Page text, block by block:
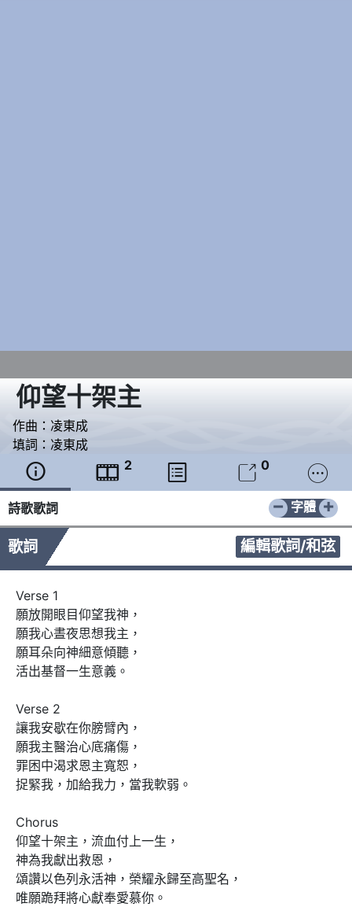
仰望十架主
作曲： 凌東成
填詞： 凌東成
  2   0 
詩歌歌詞 − +
字體
歌詞 編輯歌詞/和弦
Verse 1
願放開眼目仰望我神，
願我心晝夜思想我主，
願耳朵向神細意傾聽，
活出基督一生意義。
Verse 2
讓我安歇在你膀臂內，
願我主醫治心底痛傷，
罪困中渴求恩主寬恕，
捉緊我，加給我力，當我軟弱。
Chorus
仰望十架主，流血付上一生，
神為我獻出救恩，
頌讚以色列永活神，榮耀永歸至高聖名，
唯願跪拜將心獻奉愛慕你。